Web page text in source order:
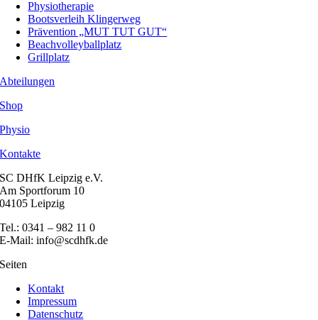
Physiotherapie
Bootsverleih Klingerweg
Prävention „MUT TUT GUT“
Beachvolleyballplatz
Grillplatz
Abteilungen
Shop
Physio
Kontakte
SC DHfK Leipzig e.V.
Am Sportforum 10
04105 Leipzig
Tel.: 0341 – 982 11 0
E-Mail: info@scdhfk.de
Seiten
Kontakt
Impressum
Datenschutz